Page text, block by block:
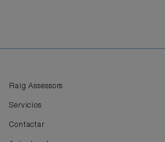
Raig Assessors
Servicios
Contactar